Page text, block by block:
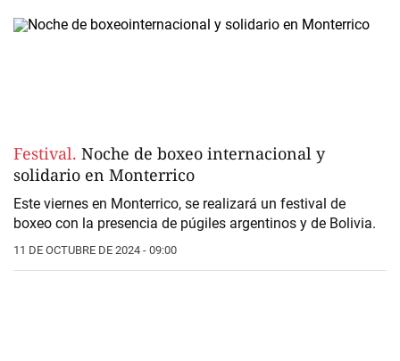
Festival. Noche de boxeo internacional y
solidario en Monterrico
Este viernes en Monterrico, se realizará un festival de
boxeo con la presencia de púgiles argentinos y de Bolivia.
11 DE OCTUBRE DE 2024 - 09:00